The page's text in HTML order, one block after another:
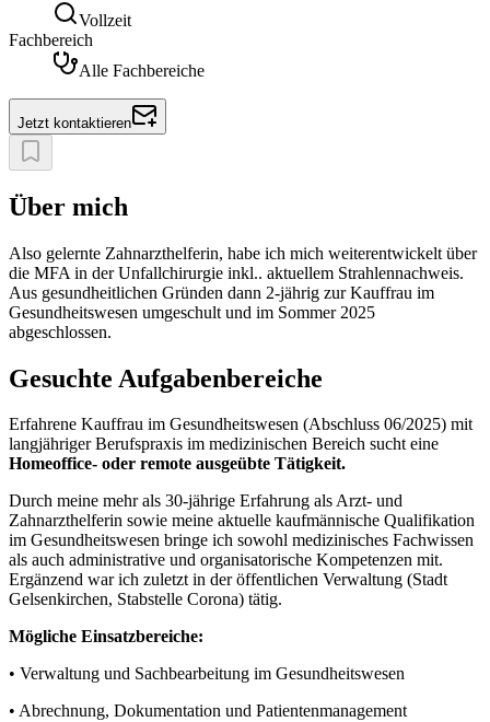
Vollzeit
Fachbereich
Alle Fachbereiche
Jetzt kontaktieren
Über mich
Also gelernte Zahnarzthelferin, habe ich mich weiterentwickelt über
die MFA in der Unfallchirurgie inkl.. aktuellem Strahlennachweis.
Aus gesundheitlichen Gründen dann 2-jährig zur Kauffrau im
Gesundheitswesen umgeschult und im Sommer 2025
abgeschlossen.
Gesuchte Aufgabenbereiche
Erfahrene Kauffrau im Gesundheitswesen (Abschluss 06/2025) mit
langjähriger Berufspraxis im medizinischen Bereich sucht eine
Homeoffice- oder remote ausgeübte Tätigkeit.
Durch meine mehr als 30-jährige Erfahrung als Arzt- und
Zahnarzthelferin sowie meine aktuelle kaufmännische Qualifikation
im Gesundheitswesen bringe ich sowohl medizinisches Fachwissen
als auch administrative und organisatorische Kompetenzen mit.
Ergänzend war ich zuletzt in der öffentlichen Verwaltung (Stadt
Gelsenkirchen, Stabstelle Corona) tätig.
Mögliche Einsatzbereiche:
• Verwaltung und Sachbearbeitung im Gesundheitswesen
• Abrechnung, Dokumentation und Patientenmanagement